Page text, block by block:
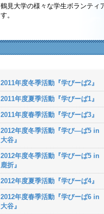
鶴見大学の様々な学生ボランティ
す。
2011年度冬季活動『学びーば2』
2011年度夏季活動『学びーば1』
2011年度春季活動『学びーば3』
2012年度冬季活動『学び―ば5 in
大谷』
2012年度冬季活動『学びーば5 in
鹿折』
2012年度夏季活動『学びーば4』
2012年度春季活動『学びーば6 in
大谷』